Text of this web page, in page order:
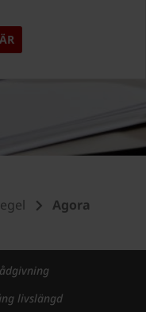
Agora
livslängd